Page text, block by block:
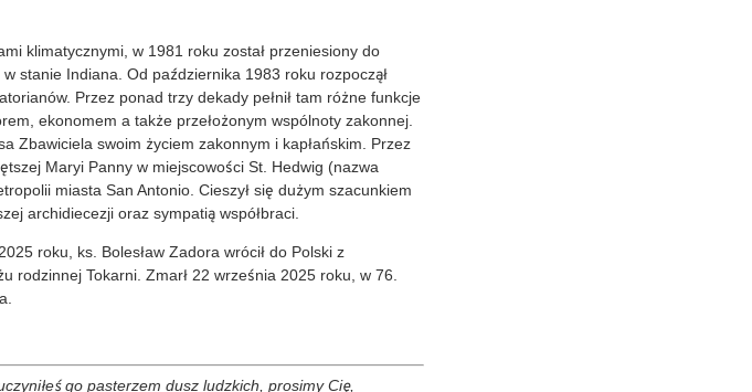
klimatycznymi, w 1981 roku został przeniesiony do
stanie Indiana. Od października 1983 roku rozpoczął
Przez ponad trzy dekady pełnił tam różne funkcje
ekonomem a także przełożonym wspólnoty zakonnej.
Zbawiciela swoim życiem zakonnym i kapłańskim. Przez
Maryi Panny w miejscowości St. Hedwig (nazwa
miasta San Antonio. Cieszył się dużym szacunkiem
archidiecezji oraz sympatią współbraci.
roku, ks. Bolesław Zadora wrócił do Polski z
rodzinnej Tokarni. Zmarł 22 września 2025 roku, w 76.
go pasterzem dusz ludzkich, prosimy Cię,